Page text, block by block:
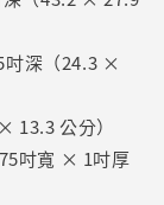
深（24.3 ×
公分）
吋寬 × 1吋厚